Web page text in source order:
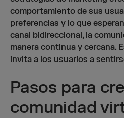
comportamiento de sus
preferencias y lo que
canal bidireccional, la
manera continua y cercana.
invita a los usuarios a
Pasos para
comunidad